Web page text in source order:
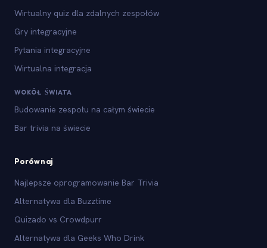
Wirtualny quiz dla zdalnych zespołów
Gry integracyjne
Pytania integracyjne
Wirtualna integracja
WOKÓŁ ŚWIATA
Budowanie zespołu na całym świecie
Bar trivia na świecie
Porównaj
Najlepsze oprogramowanie Bar Trivia
Alternatywa dla Buzztime
Quizado vs Crowdpurr
Alternatywa dla Geeks Who Drink